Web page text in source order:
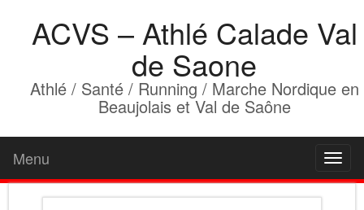
ACVS – Athlé Calade Val
de Saone
Athlé / Santé / Running / Marche Nordique en
Beaujolais et Val de Saône
Menu